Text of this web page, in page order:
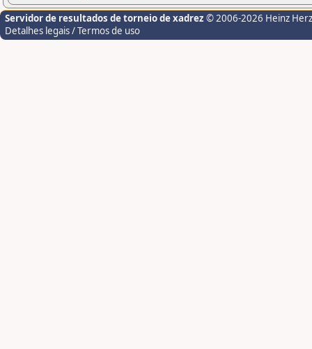
Servidor de resultados de torneio de xadrez © 2006-2026 Heinz
Detalhes legais / Termos de uso